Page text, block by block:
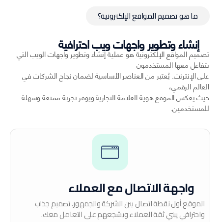
ما هو تصميم المواقع الإلكترونية؟
إنشاء وتطوير واجهات ويب احترافية
تصميم المواقع الإلكترونية هو عملية إنشاء وتطوير واجهات الويب التي
يتفاعل معها المستخدمون
على الإنترنت. يُعتبر من العناصر الأساسية لضمان نجاح الشركات في
العالم الرقمي،
حيث يعكس الموقع هوية العلامة التجارية ويوفر تجربة ممتعة وسهلة
للمستخدمين.
واجهة الاتصال مع العملاء
الموقع أول نقطة اتصال بين الشركة والجمهور. تصميم جذاب
واحترافي يبني ثقة العملاء ويشجعهم على التعامل معك.